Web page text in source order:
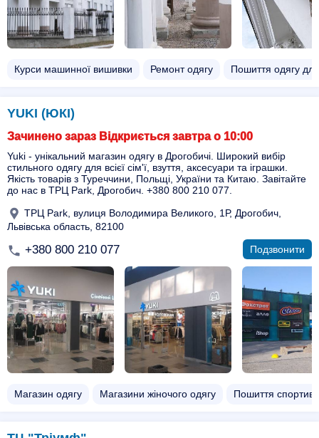
Курси машинної вишивки Ремонт одягу Пошиття одягу
YUKI (ЮКІ)
Зачинено зараз Відкриється завтра о 10:00
Yuki - унікальний магазин одягу в Дрогобичі. Широкий вибір
стильного одягу для всієї сім'ї, взуття, аксесуари та іграшки.
Якість товарів з Туреччини, Польщі, України та Китаю. Завітайте
до нас в ТРЦ Park, Дрогобич. +380 800 210 077.
ТРЦ Park, вулиця Володимира Великого, 1Р, Дрогобич,
Львівська область, 82100
+380 800 210 077 Подзвонити
Магазин одягу Магазини жіночого одягу Пошиття